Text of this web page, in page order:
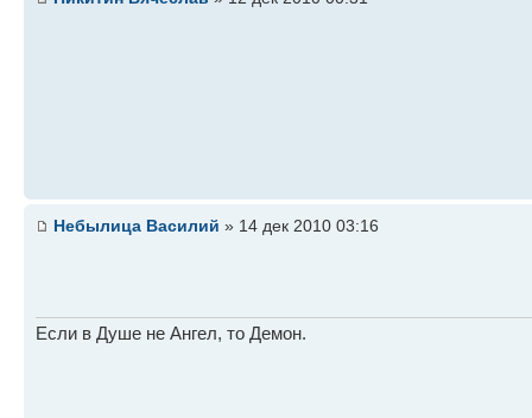
Небылица Василий » 14 дек 2010 03:16
Если в Душе не Ангел, то Демон.